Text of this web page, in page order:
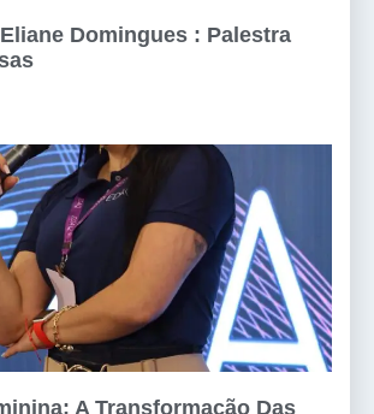
Domingues : Palestra
A Transformação Das